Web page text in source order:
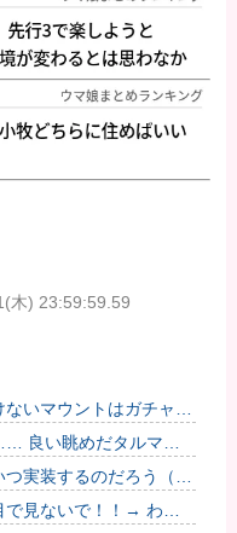
木) 23:59:59.59
ないマウントはガチャで
良い眺めだタルマ
つ実装するのだろう（ﾃﾞ
で見ないで！！→ わか